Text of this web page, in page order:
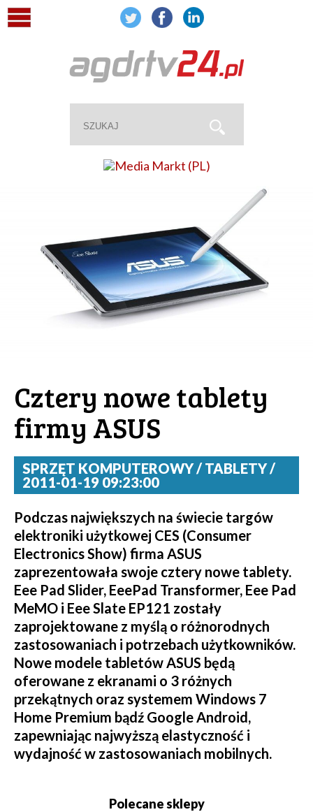
Cztery nowe tablety
firmy ASUS
SPRZĘT KOMPUTEROWY / TABLETY /
2011-01-19 09:23:00
Podczas największych na świecie targów
elektroniki użytkowej CES (Consumer
Electronics Show) firma ASUS
zaprezentowała swoje cztery nowe tablety.
Eee Pad Slider, EeePad Transformer, Eee Pad
MeMO i Eee Slate EP121 zostały
zaprojektowane z myślą o różnorodnych
zastosowaniach i potrzebach użytkowników.
Nowe modele tabletów ASUS będą
oferowane z ekranami o 3 różnych
przekątnych oraz systemem Windows 7
Home Premium bądź Google Android,
zapewniając najwyższą elastyczność i
wydajność w zastosowaniach mobilnych.
Polecane sklepy